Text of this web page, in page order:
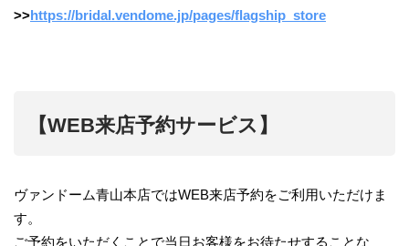
>>https://bridal.vendome.jp/pages/flagship_store
【WEB来店予約サービス】
ヴァンドーム青山本店ではWEB来店予約をご利用いただけま
す。
ご予約をいただくことで当日お客様をお待たせすることな